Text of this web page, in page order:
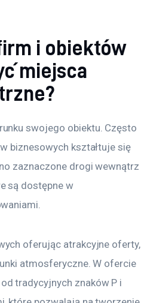
i obiektów
miejsca
swojego obiektu. Często
biznesowych kształtuje się
zaznaczone drogi wewnątrz
są dostępne w
oferując atrakcyjne oferty,
atmosferyczne. W ofercie
tradycyjnych znaków P i